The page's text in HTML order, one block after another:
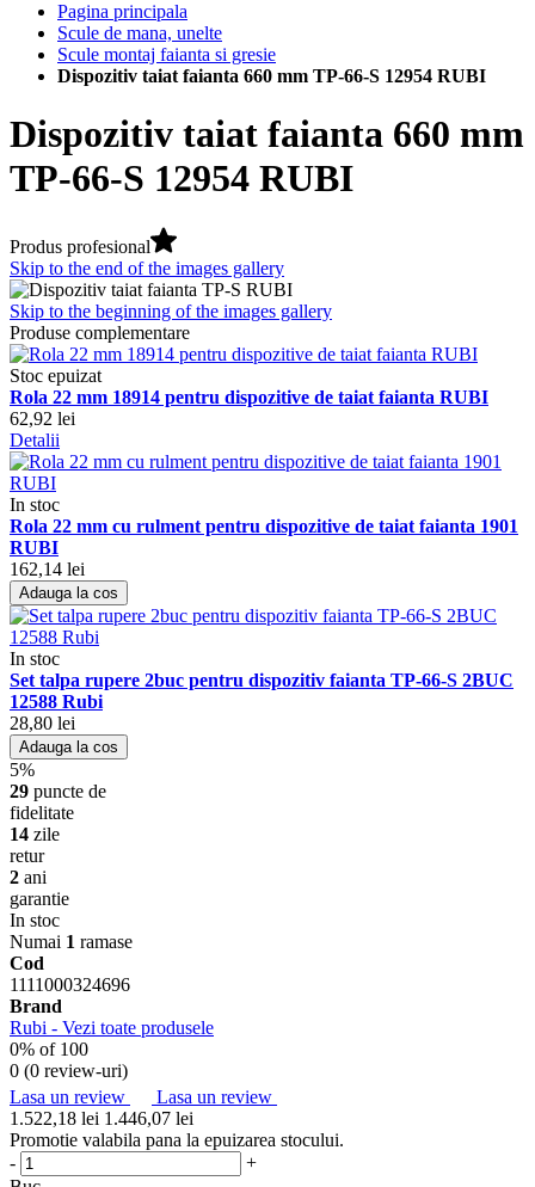
Pagina principala
Scule de mana, unelte
Scule montaj faianta si gresie
Dispozitiv taiat faianta 660 mm TP-66-S 12954 RUBI
Dispozitiv taiat faianta 660 mm
TP-66-S 12954 RUBI
Produs profesional
Skip to the end of the images gallery
Skip to the beginning of the images gallery
Produse complementare
Stoc epuizat
Rola 22 mm 18914 pentru dispozitive de taiat faianta RUBI
62,92 lei
Detalii
In stoc
Rola 22 mm cu rulment pentru dispozitive de taiat faianta 1901
RUBI
162,14 lei
Adauga la cos
In stoc
Set talpa rupere 2buc pentru dispozitiv faianta TP-66-S 2BUC
12588 Rubi
28,80 lei
Adauga la cos
5%
29 puncte de
fidelitate
14 zile
retur
2 ani
garantie
In stoc
Numai 1 ramase
Cod
1111000324696
Brand
Rubi - Vezi toate produsele
0% of 100
0 (0 review-uri)
Lasa un review
Lasa un review
1.522,18 lei 1.446,07 lei
Promotie valabila pana la epuizarea stocului.
-
+